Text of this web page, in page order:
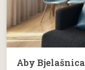
Aby Bjelašnica